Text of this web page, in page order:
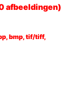
afbeeldingen)
bmp, tif/tiff,